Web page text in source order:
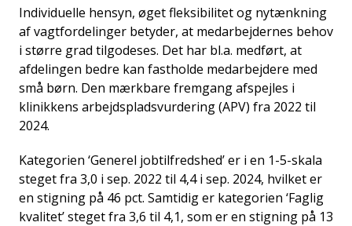
Individuelle hensyn, øget fleksibilitet og nytænkning
af vagtfordelinger betyder, at medarbejdernes behov
i større grad tilgodeses. Det har bl.a. medført, at
afdelingen bedre kan fastholde medarbejdere med
små børn. Den mærkbare fremgang afspejles i
klinikkens arbejdspladsvurdering (APV) fra 2022 til
2024.
Kategorien ‘Generel jobtilfredshed’ er i en 1-5-skala
steget fra 3,0 i sep. 2022 til 4,4 i sep. 2024, hvilket er
en stigning på 46 pct. Samtidig er kategorien ‘Faglig
kvalitet’ steget fra 3,6 til 4,1, som er en stigning på 13